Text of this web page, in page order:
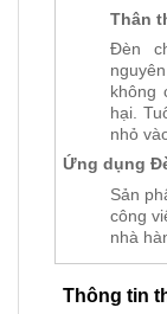
Thân
Đèn
không
hại.
nhỏ
Ứng dụng
Sản
công
nhà
Thông tin